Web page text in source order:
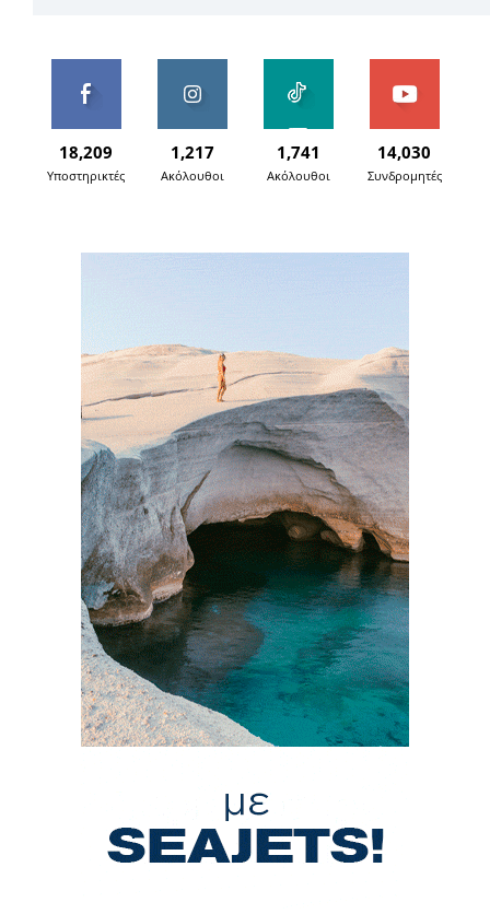
18,209
Υποστηρικτές
1,217
Ακόλουθοι
1,741
Ακόλουθοι
14,030
Συνδρομητές